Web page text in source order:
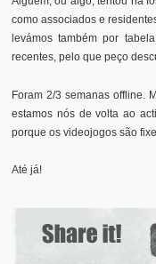
como associados e
levámos também por
recentes, pelo que peço
Foram 2/3 semanas offline.
estamos nós de volta ao
porque os videojogos são
Até já!